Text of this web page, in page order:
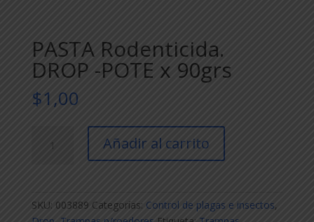
PASTA Rodenticida.
DROP -POTE x 90grs
$1,00
Rodenticida.
Añadir al carrito
SKU: 003889 Categorías: Control de plagas e insectos,